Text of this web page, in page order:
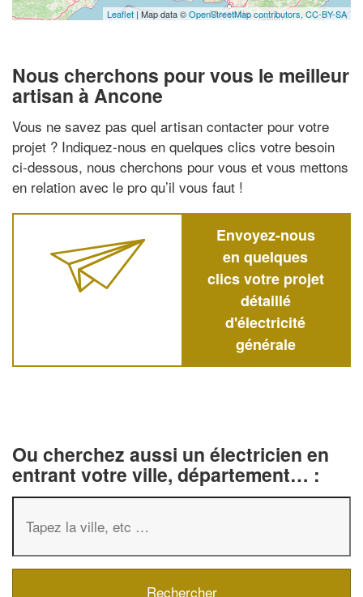
Leaflet | Map data ©OpenStreetMap contributors, CC-BY-SA
Nous cherchons pour vous le meilleur
artisan à Ancone
Vous ne savez pas quel artisan contacter pour votre
projet ? Indiquez-nous en quelques clics votre besoin
ci-dessous, nous cherchons pour vous et vous mettons
en relation avec le pro qu’il vous faut !
Envoyez-nous
en quelques
clics votre projet
détaillé
d'électricité
générale
Ou cherchez aussi un électricien en
entrant votre ville, département… :